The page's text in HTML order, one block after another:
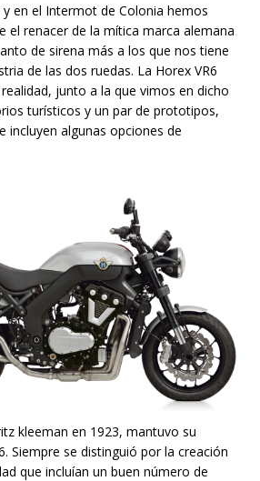
en el Intermot de Colonia hemos
el renacer de la mítica marca alemana
de sirena más a los que nos tiene
de las dos ruedas. La Horex VR6
junto a la que vimos en dicho
turísticos y un par de prototipos,
incluyen algunas opciones de
kleeman en 1923, mantuvo su
Siempre se distinguió por la creación
que incluían un buen número de